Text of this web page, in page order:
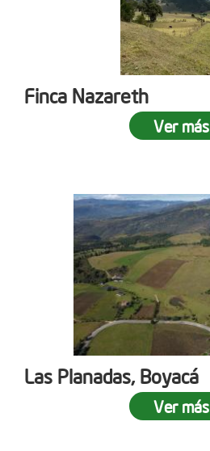
Finca Nazareth
Ver más
Las Planadas, Boyacá
Ver más